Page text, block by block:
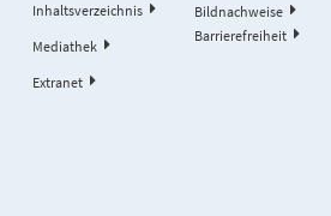
Inhaltsverzeichnis
Mediathek
Extranet
Bildnachweise
Barrierefreiheit